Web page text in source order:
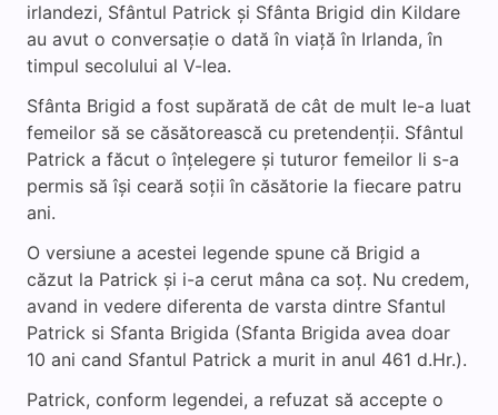
irlandezi, Sfântul Patrick și Sfânta Brigid din Kildare
au avut o conversație o dată în viață în Irlanda, în
timpul secolului al V-lea.
Sfânta Brigid a fost supărată de cât de mult le-a luat
femeilor să se căsătorească cu pretendenții. Sfântul
Patrick a făcut o înțelegere și tuturor femeilor li s-a
permis să își ceară soții în căsătorie la fiecare patru
ani.
O versiune a acestei legende spune că Brigid a
căzut la Patrick și i-a cerut mâna ca soț. Nu credem,
avand in vedere diferenta de varsta dintre Sfantul
Patrick si Sfanta Brigida (Sfanta Brigida avea doar
10 ani cand Sfantul Patrick a murit in anul 461 d.Hr.).
Patrick, conform legendei, a refuzat să accepte o